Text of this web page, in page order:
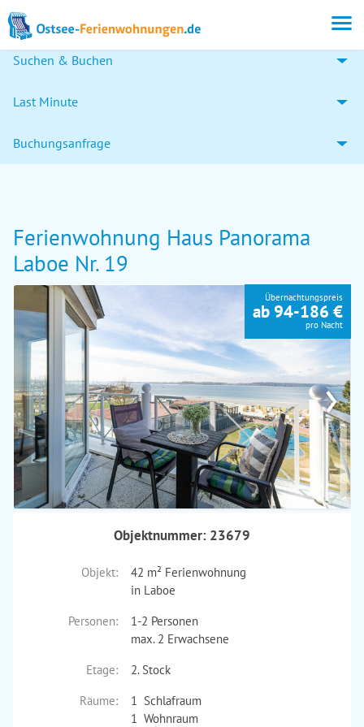
Suchen & Buchen
Last Minute
Buchungsanfrage
Ferienwohnung Haus Panorama
Laboe Nr. 19
›
Übernachtungspreis
ab 94-186 €
pro Nacht
Objektnummer: 23679
Objekt:
42 m² Ferienwohnung
in Laboe
Personen:
1-2 Personen
max. 2 Erwachsene
Etage:
2. Stock
Räume:
1 Schlafraum
1 Wohnraum